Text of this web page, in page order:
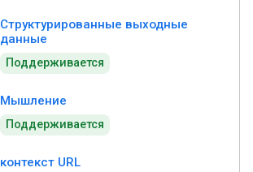
Структурированные выходные
данные
Поддерживается
Мышление
Поддерживается
контекст URL